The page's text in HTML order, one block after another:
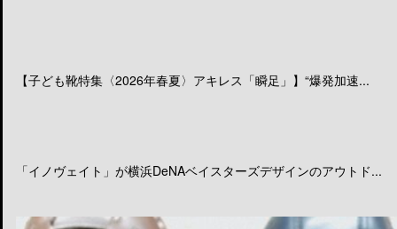
【子ども靴特集〈2026年春夏〉アキレス「瞬足」】“爆発加速...
「イノヴェイト」が横浜DeNAベイスターズデザインのアウトド...